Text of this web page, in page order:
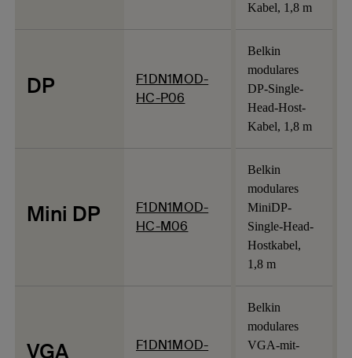
Kabel, 1,8 m
DP
F1DN1MOD-
HC-P06
Belkin
modulares
DP-Single-
Head-Host-
Kabel, 1,8 m
Mini DP
F1DN1MOD-
HC-M06
Belkin
modulares
MiniDP-
Single-Head-
Hostkabel,
1,8 m
VGA
F1DN1MOD-
Belkin
modulares
VGA-mit-